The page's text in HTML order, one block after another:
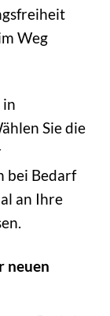
Weg
in
Sie die
bei Bedarf
an Ihre
neuen